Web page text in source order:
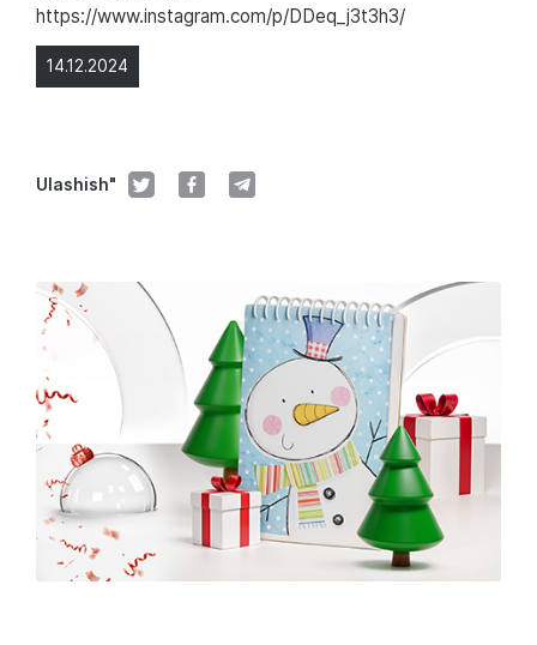
14.12.2024
Ulashish"
https://www.instagram.com/p/DDeq_j3t3h3/